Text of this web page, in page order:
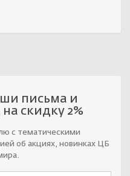
письма и
скидку 2%
с тематическими
об акциях, новинках ЦБ